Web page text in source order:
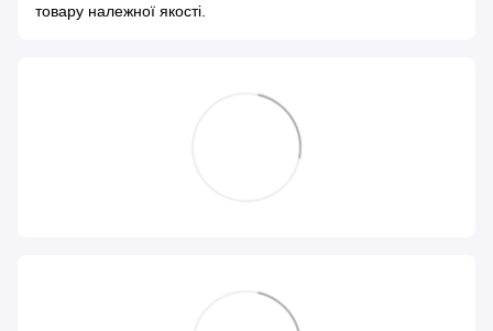
товару належної якості.